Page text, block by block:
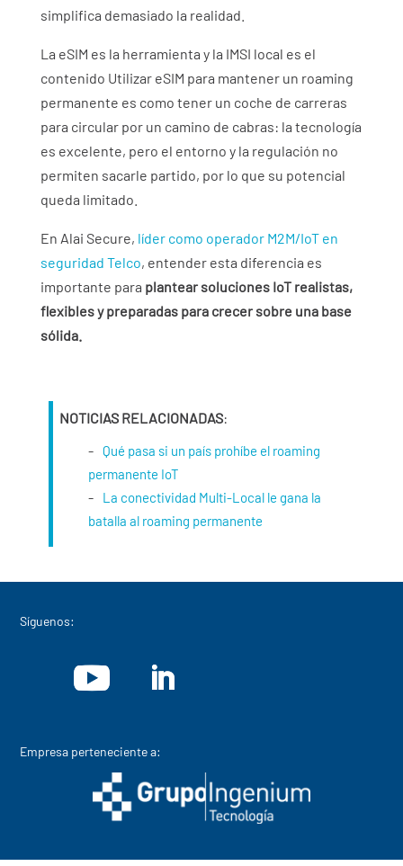
simplifica demasiado la realidad.
La eSIM es la herramienta y la IMSI local es el
contenido Utilizar eSIM para mantener un roaming
permanente es como tener un coche de carreras
para circular por un camino de cabras: la tecnología
es excelente, pero el entorno y la regulación no
permiten sacarle partido, por lo que su potencial
queda limitado.
En Alai Secure, líder como operador M2M/IoT en
seguridad Telco, entender esta diferencia es
importante para plantear soluciones IoT realistas,
flexibles y preparadas para crecer sobre una base
sólida.
NOTICIAS RELACIONADAS:
Qué pasa si un país prohíbe el roaming
permanente IoT
La conectividad Multi-Local le gana la
batalla al roaming permanente
Síguenos:
Empresa perteneciente a: